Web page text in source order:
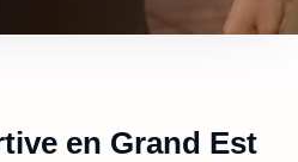
en Grand Est